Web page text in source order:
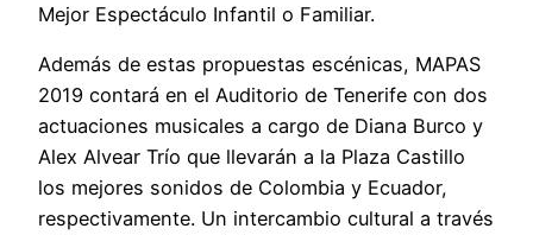
Mejor Espectáculo Infantil o Familiar.
Además de estas propuestas escénicas, MAPAS
2019 contará en el Auditorio de Tenerife con dos
actuaciones musicales a cargo de Diana Burco y
Alex Alvear Trío que llevarán a la Plaza Castillo
los mejores sonidos de Colombia y Ecuador,
respectivamente. Un intercambio cultural a través